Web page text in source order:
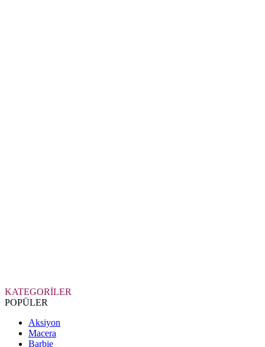
KATEGORİLER
POPÜLER
Aksiyon
Macera
Barbie